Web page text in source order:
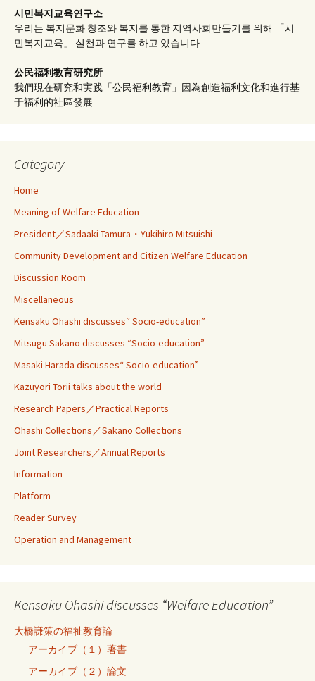
시민복지교육연구소
우리는 복지문화 창조와 복지를 통한 지역사회만들기를 위해 「시
민복지교육」 실천과 연구를 하고 있습니다
公民福利教育研究所
我們現在研究和実践「公民福利教育」因為創造福利文化和進行基
于福利的社區發展
Category
Home
Meaning of Welfare Education
President／Sadaaki Tamura・Yukihiro Mitsuishi
Community Development and Citizen Welfare Education
Discussion Room
Miscellaneous
Kensaku Ohashi discusses“ Socio-education”
Mitsugu Sakano discusses “Socio-education”
Masaki Harada discusses“ Socio-education”
Kazuyori Torii talks about the world
Research Papers／Practical Reports
Ohashi Collections／Sakano Collections
Joint Researchers／Annual Reports
Information
Platform
Reader Survey
Operation and Management
Kensaku Ohashi discusses “Welfare Education”
大橋謙策の福祉教育論
アーカイブ（１）著書
アーカイブ（２）論文